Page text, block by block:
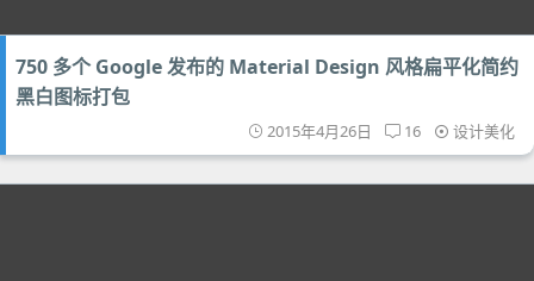
750 多个 Google 发布的 Material Design 风格扁平化简约
黑白图标打包
2015年4月26日 16 设计美化